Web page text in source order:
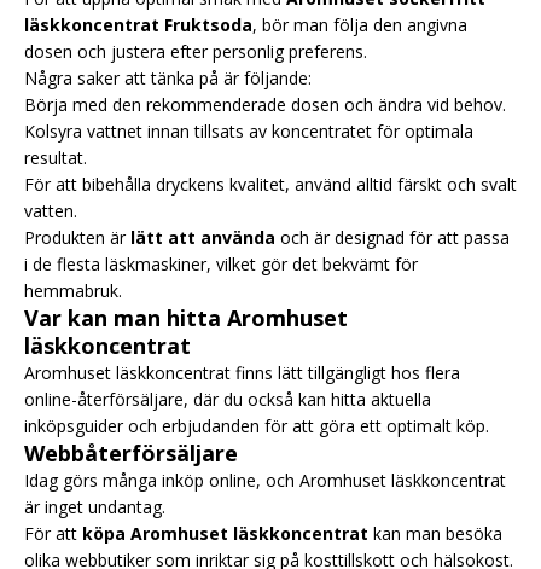
läskkoncentrat Fruktsoda, bör man följa den angivna
dosen och justera efter personlig preferens.
Några saker att tänka på är följande:
Börja med den rekommenderade dosen och ändra vid behov.
Kolsyra vattnet innan tillsats av koncentratet för optimala
resultat.
För att bibehålla dryckens kvalitet, använd alltid färskt och svalt
vatten.
Produkten är lätt att använda och är designad för att passa
i de flesta läskmaskiner, vilket gör det bekvämt för
hemmabruk.
Var kan man hitta Aromhuset
läskkoncentrat
Aromhuset läskkoncentrat finns lätt tillgängligt hos flera
online-återförsäljare, där du också kan hitta aktuella
inköpsguider och erbjudanden för att göra ett optimalt köp.
Webbåterförsäljare
Idag görs många inköp online, och Aromhuset läskkoncentrat
är inget undantag.
För att köpa Aromhuset läskkoncentrat kan man besöka
olika webbutiker som inriktar sig på kosttillskott och hälsokost.